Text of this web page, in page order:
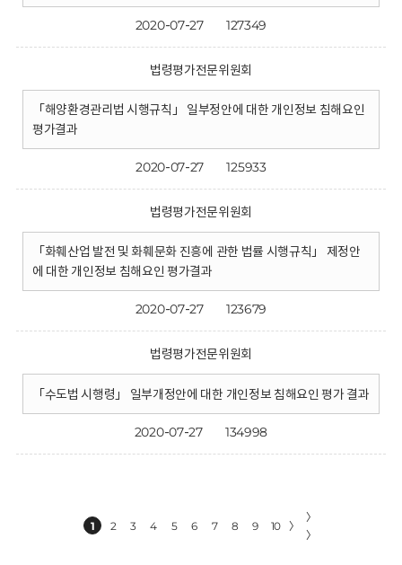
2020-07-27 127349
법령평가전문위원회
「해양환경관리법 시행규칙」 일부정안에 대한 개인정보 침해요인
평가결과
2020-07-27 125933
법령평가전문위원회
「화훼산업 발전 및 화훼문화 진흥에 관한 법률 시행규칙」 제정안
에 대한 개인정보 침해요인 평가결과
2020-07-27 123679
법령평가전문위원회
「수도법 시행령」 일부개정안에 대한 개인정보 침해요인 평가 결과
2020-07-27 134998
1 2 3 4 5 6 7 8 9 10 〉
〉
〉